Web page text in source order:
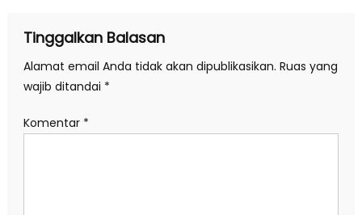
Tinggalkan Balasan
Alamat email Anda tidak akan dipublikasikan. Ruas yang
wajib ditandai *
Komentar *